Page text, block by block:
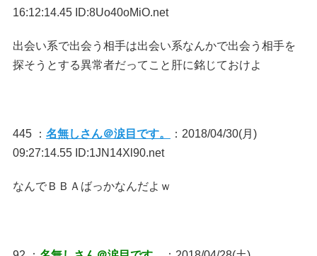
16:12:14.45 ID:8Uo40oMiO.net
出会い系で出会う相手は出会い系なんかで出会う相手を
探そうとする異常者だってこと肝に銘じておけよ
445 ： 名無しさん＠涙目です。
：2018/04/30(月)
09:27:14.55 ID:1JN14Xl90.net
なんでＢＢＡばっかなんだよｗ